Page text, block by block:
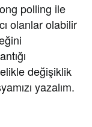
polling ile
olanlar olabilir
değişiklik
yazalım.